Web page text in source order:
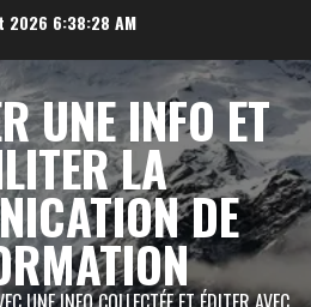
2026 6:38:29 AM
UNE INFO ET
LA
DE